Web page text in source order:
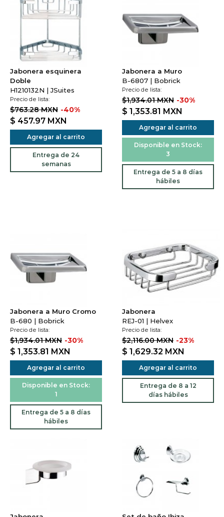
Jabonera esquinera
Doble
H1210132N | JSuites
Precio de lista:
$763.28 MXN -40%
$ 457.97 MXN
Agregar al carrito
Entrega de 24
semanas
Jabonera a Muro
B-6807 | Bobrick
Precio de lista:
$1,934.01 MXN -30%
$ 1,353.81 MXN
Agregar al carrito
Disponible en Stock:
3
Entrega de 5 a 8 días
hábiles
Jabonera a Muro Cromo
B-680 | Bobrick
Precio de lista:
$1,934.01 MXN -30%
$ 1,353.81 MXN
Agregar al carrito
Disponible en Stock:
1
Entrega de 5 a 8 días
hábiles
Jabonera
REJ-01 | Helvex
Precio de lista:
$2,116.00 MXN -23%
$ 1,629.32 MXN
Agregar al carrito
Entrega de 8 a 12
días hábiles